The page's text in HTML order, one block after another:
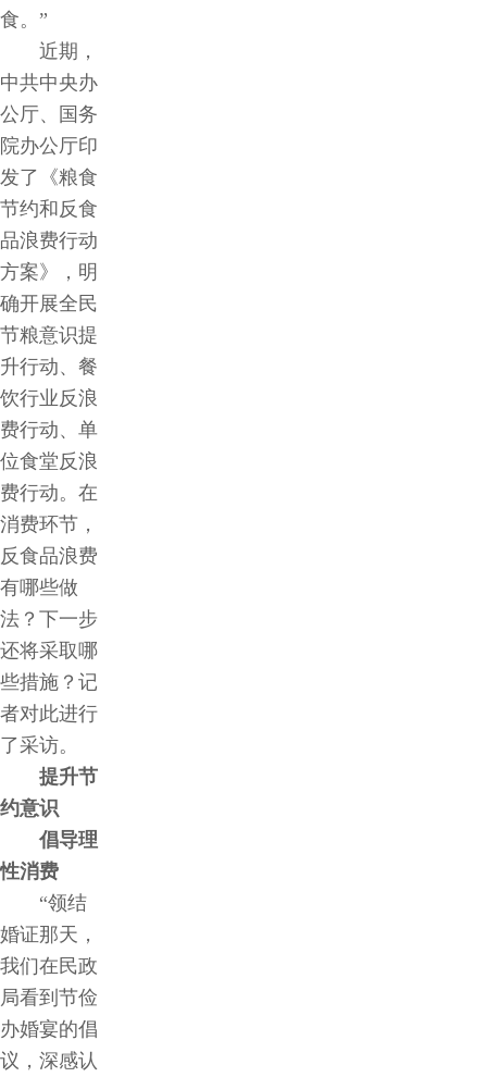
食。”
近期，
中共中央办
公厅、国务
院办公厅印
发了《粮食
节约和反食
品浪费行动
方案》，明
确开展全民
节粮意识提
升行动、餐
饮行业反浪
费行动、单
位食堂反浪
费行动。在
消费环节，
反食品浪费
有哪些做
法？下一步
还将采取哪
些措施？记
者对此进行
了采访。
提升节
约意识
倡导理
性消费
“领结
婚证那天，
我们在民政
局看到节俭
办婚宴的倡
议，深感认